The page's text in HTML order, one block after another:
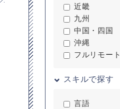
近畿
九州
中国・四国
沖縄
フルリモート
スキルで探す
言語